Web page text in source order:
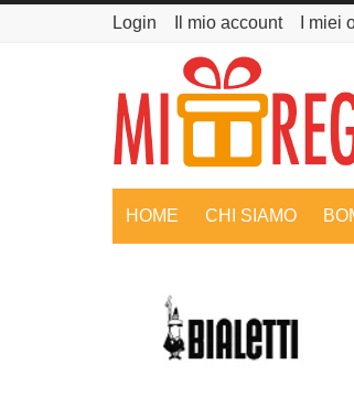
Login Il mio account I miei
HOME CHI SIAMO